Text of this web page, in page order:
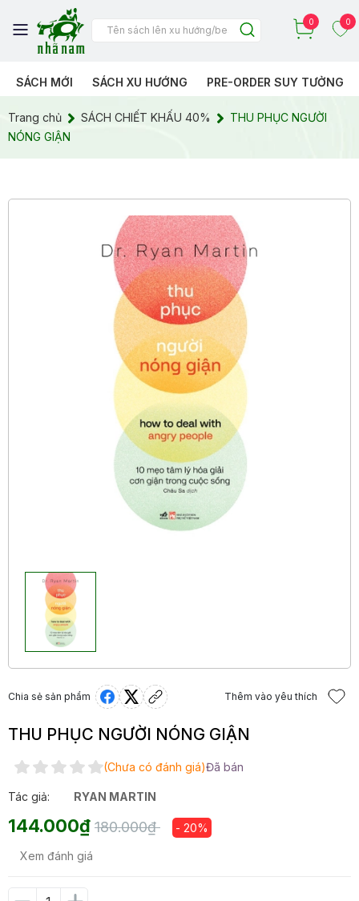
0 0
SÁCH MỚI SÁCH XU HƯỚNG PRE-ORDER SUY TƯỞNG
Trang chủ SÁCH CHIẾT KHẤU 40%
THU PHỤC NGƯỜI
NÓNG GIẬN
Chia sẻ sản phẩm Thêm vào yêu thích
THU PHỤC NGƯỜI NÓNG GIẬN
(Chưa có đánh giá)Đã bán
Tác giả: RYAN MARTIN
144.000₫ 180.000₫ - 20%
Xem đánh giá